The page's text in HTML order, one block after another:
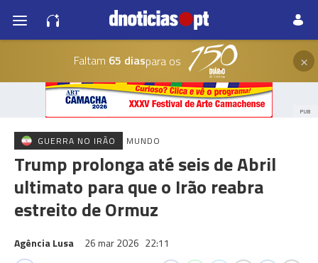
Faltam 65 diaspara os ×
PUB
GUERRA NO IRÃO MUNDO
Trump prolonga até seis de Abril
ultimato para que o Irão reabra
estreito de Ormuz
Agência Lusa 26 mar 2026 22:11